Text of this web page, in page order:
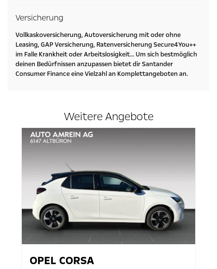
Versicherung
Vollkaskoversicherung, Autoversicherung mit oder ohne
Leasing, GAP Versicherung, Ratenversicherung Secure4You++
im Falle Krankheit oder Arbeitslosigkeit... Um sich bestmöglich
deinen Bedürfnissen anzupassen bietet dir Santander
Consumer Finance eine Vielzahl an Komplettangeboten an.
Weitere Angebote
OPEL CORSA